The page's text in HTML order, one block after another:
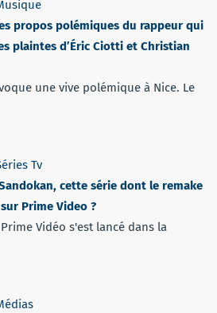
propos polémiques du rappeur qui
plaintes d’Éric Ciotti et Christian
une vive polémique à Nice. Le
Tv
cette série dont le remake
Prime Video ?
Vidéo s'est lancé dans la